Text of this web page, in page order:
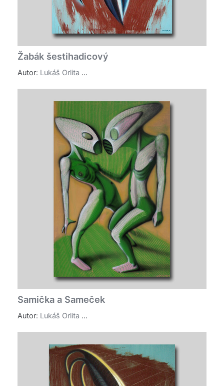
Žabák šestihadicový
Autor: Lukáš Orlita ...
Samička a Sameček
Autor: Lukáš Orlita ...